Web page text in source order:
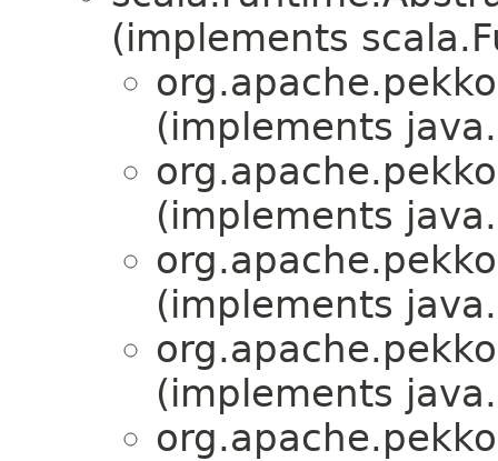
(implements
(implements
(implements
(implements
(implements